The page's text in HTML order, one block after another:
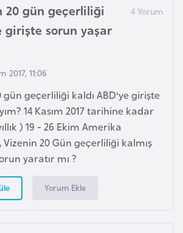
20 gün geçerliliği
girişte sorun yaşar
2017, 11:06
gün geçerliliği kaldı ABD'ye girişte
14 Kasım 2017 tarihine kadar
) 19 - 26 Ekim Amerika
20 Gün geçerliliği kalmış
yaratır mı ?
Yorum Ekle